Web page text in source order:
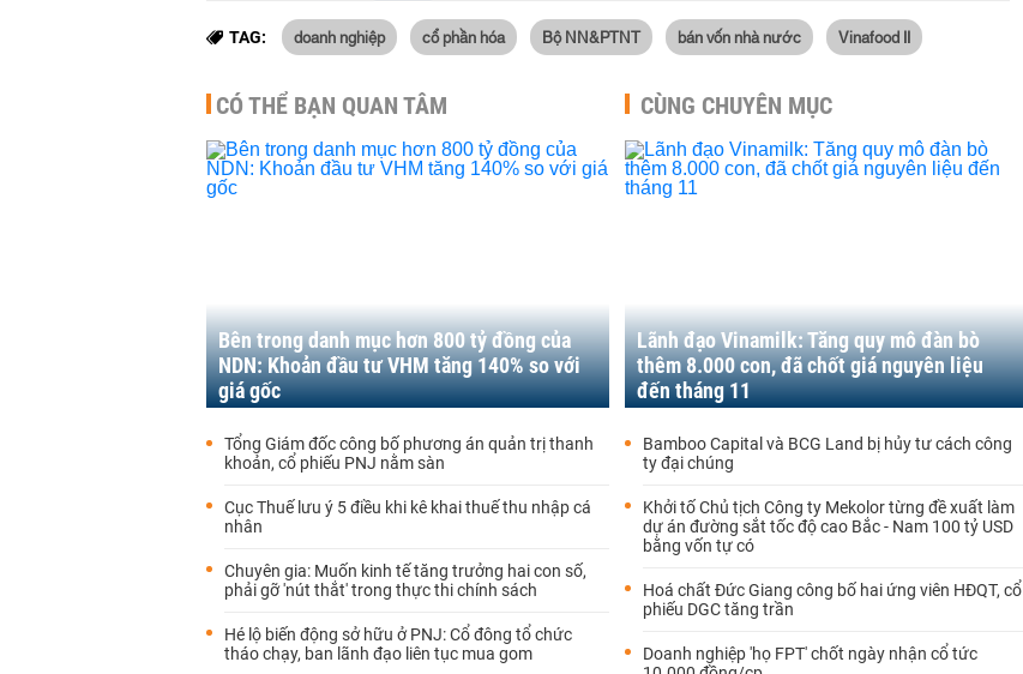
TAG: doanh nghiệp cổ phần hóa Bộ NN&PTNT bán vốn nhà nước Vinafood II
CÓ THỂ BẠN QUAN TÂM
Bên trong danh mục hơn 800 tỷ đồng của
NDN: Khoản đầu tư VHM tăng 140% so với
giá gốc
Tổng Giám đốc công bố phương án quản trị thanh
khoản, cổ phiếu PNJ nằm sàn
Cục Thuế lưu ý 5 điều khi kê khai thuế thu nhập cá
nhân
Chuyên gia: Muốn kinh tế tăng trưởng hai con số,
phải gỡ 'nút thắt' trong thực thi chính sách
Hé lộ biến động sở hữu ở PNJ: Cổ đông tổ chức
tháo chạy, ban lãnh đạo liên tục mua gom
CÙNG CHUYÊN MỤC
Lãnh đạo Vinamilk: Tăng quy mô đàn bò
thêm 8.000 con, đã chốt giá nguyên liệu
đến tháng 11
Bamboo Capital và BCG Land bị hủy tư cách công
ty đại chúng
Khởi tố Chủ tịch Công ty Mekolor từng đề xuất làm
dự án đường sắt tốc độ cao Bắc - Nam 100 tỷ USD
bằng vốn tự có
Hoá chất Đức Giang công bố hai ứng viên HĐQT, cổ
phiếu DGC tăng trần
Doanh nghiệp 'họ FPT' chốt ngày nhận cổ tức